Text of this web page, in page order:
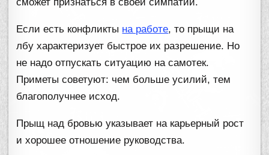
Если есть конфликты на работе, то прыщи на
лбу характеризует быстрое их разрешение. Но
не надо отпускать ситуацию на самотек.
Приметы советуют: чем больше усилий, тем
благополучнее исход.
Прыщ над бровью указывает на карьерный рост
и хорошее отношение руководства.